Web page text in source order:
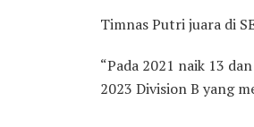
Timnas Putri juara di
“Pada 2021 naik 13
2023 Division B yang